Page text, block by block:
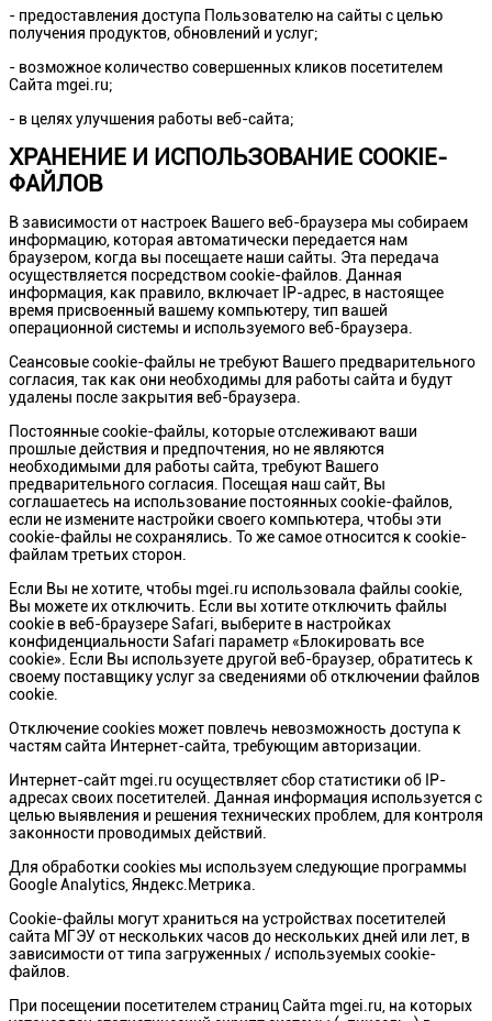
- предоставления доступа Пользователю на сайты с целью
получения продуктов, обновлений и услуг;
- возможное количество совершенных кликов посетителем
Сайта mgei.ru;
- в целях улучшения работы веб-сайта;
ХРАНЕНИЕ И ИСПОЛЬЗОВАНИЕ COOKIE-
ФАЙЛОВ
В зависимости от настроек Вашего веб-браузера мы собираем
информацию, которая автоматически передается нам
браузером, когда вы посещаете наши сайты. Эта передача
осуществляется посредством cookie-файлов. Данная
информация, как правило, включает IP-адрес, в настоящее
время присвоенный вашему компьютеру, тип вашей
операционной системы и используемого веб-браузера.
Сеансовые cookie-файлы не требуют Вашего предварительного
согласия, так как они необходимы для работы сайта и будут
удалены после закрытия веб-браузера.
Постоянные cookie-файлы, которые отслеживают ваши
прошлые действия и предпочтения, но не являются
необходимыми для работы сайта, требуют Вашего
предварительного согласия. Посещая наш сайт, Вы
соглашаетесь на использование постоянных cookie-файлов,
если не измените настройки своего компьютера, чтобы эти
cookie-файлы не сохранялись. То же самое относится к cookie-
файлам третьих сторон.
Если Вы не хотите, чтобы mgei.ru использовала файлы cookie,
Вы можете их отключить. Если вы хотите отключить файлы
cookie в веб-браузере Safari, выберите в настройках
конфиденциальности Safari параметр «Блокировать все
cookie». Если Вы используете другой веб-браузер, обратитесь к
своему поставщику услуг за сведениями об отключении файлов
cookie.
Отключение cookies может повлечь невозможность доступа к
частям сайта Интернет-сайта, требующим авторизации.
Интернет-сайт mgei.ru осуществляет сбор статистики об IP-
адресах своих посетителей. Данная информация используется с
целью выявления и решения технических проблем, для контроля
законности проводимых действий.
Для обработки cookies мы используем следующие программы
Google Analytics, Яндекс.Метрика.
Cookie-файлы могут храниться на устройствах посетителей
сайта МГЭУ от нескольких часов до нескольких дней или лет, в
зависимости от типа загруженных / используемых cookie-
файлов.
При посещении посетителем страниц Сайта mgei.ru, на которых